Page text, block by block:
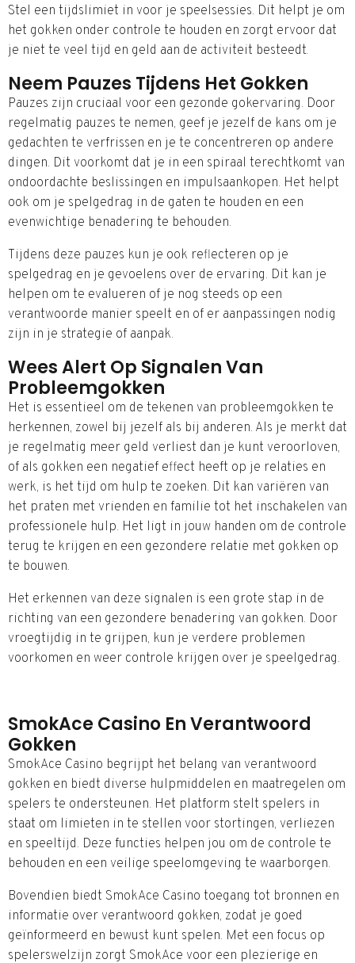
Stel een tijdslimiet in voor je speelsessies. Dit helpt je om
het gokken onder controle te houden en zorgt ervoor dat
je niet te veel tijd en geld aan de activiteit besteedt.
Neem Pauzes Tijdens Het Gokken
Pauzes zijn cruciaal voor een gezonde gokervaring. Door
regelmatig pauzes te nemen, geef je jezelf de kans om je
gedachten te verfrissen en je te concentreren op andere
dingen. Dit voorkomt dat je in een spiraal terechtkomt van
ondoordachte beslissingen en impulsaankopen. Het helpt
ook om je spelgedrag in de gaten te houden en een
evenwichtige benadering te behouden.
Tijdens deze pauzes kun je ook reflecteren op je
spelgedrag en je gevoelens over de ervaring. Dit kan je
helpen om te evalueren of je nog steeds op een
verantwoorde manier speelt en of er aanpassingen nodig
zijn in je strategie of aanpak.
Wees Alert Op Signalen Van
Probleemgokken
Het is essentieel om de tekenen van probleemgokken te
herkennen, zowel bij jezelf als bij anderen. Als je merkt dat
je regelmatig meer geld verliest dan je kunt veroorloven,
of als gokken een negatief effect heeft op je relaties en
werk, is het tijd om hulp te zoeken. Dit kan variëren van
het praten met vrienden en familie tot het inschakelen van
professionele hulp. Het ligt in jouw handen om de controle
terug te krijgen en een gezondere relatie met gokken op
te bouwen.
Het erkennen van deze signalen is een grote stap in de
richting van een gezondere benadering van gokken. Door
vroegtijdig in te grijpen, kun je verdere problemen
voorkomen en weer controle krijgen over je speelgedrag.
SmokAce Casino En Verantwoord
Gokken
SmokAce Casino begrijpt het belang van verantwoord
gokken en biedt diverse hulpmiddelen en maatregelen om
spelers te ondersteunen. Het platform stelt spelers in
staat om limieten in te stellen voor stortingen, verliezen
en speeltijd. Deze functies helpen jou om de controle te
behouden en een veilige speelomgeving te waarborgen.
Bovendien biedt SmokAce Casino toegang tot bronnen en
informatie over verantwoord gokken, zodat je goed
geïnformeerd en bewust kunt spelen. Met een focus op
spelerswelzijn zorgt SmokAce voor een plezierige en